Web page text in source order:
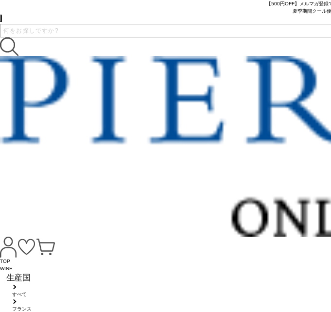
【500円OFF】メルマガ登
夏季期間クール
TOP
WINE
生産国
すべて
フランス